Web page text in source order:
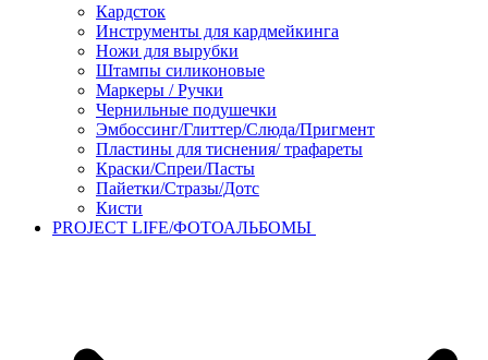
Кардсток
Инструменты для кардмейкинга
Ножи для вырубки
Штампы силиконовые
Маркеры / Ручки
Чернильные подушечки
Эмбоссинг/Глиттер/Слюда/Пригмент
Пластины для тиснения/ трафареты
Краски/Спреи/Пасты
Пайетки/Стразы/Дотс
Кисти
PROJECT LIFE/ФОТОАЛЬБОМЫ